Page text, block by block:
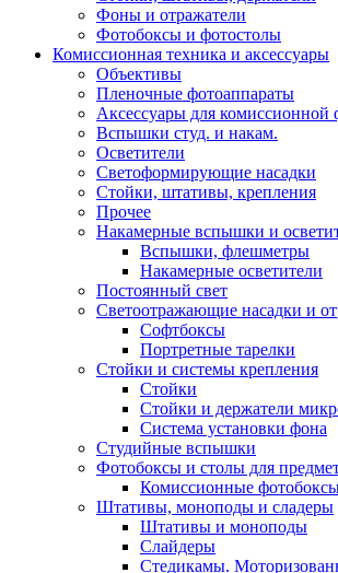
Фоны и отражатели
Фотобоксы и фотостолы
Комиссионная техника и аксессуары
Объективы
Пленочные фотоаппараты
Аксессуары для комиссионной
Вспышки студ. и накам.
Осветители
Светоформирующие насадки
Стойки, штативы, крепления
Прочее
Накамерные вспышки и
Вспышки, флешметры
Накамерные осветители
Постоянный свет
Светоотражающие насадки и
Софтбоксы
Портретные тарелки
Стойки и системы крепления
Стойки
Стойки и держатели
Система установки фона
Студийные вспышки
Фотобоксы и столы для
Комиссионные
Штативы, моноподы и сладеры
Штативы и моноподы
Слайдеры
Стедикамы.